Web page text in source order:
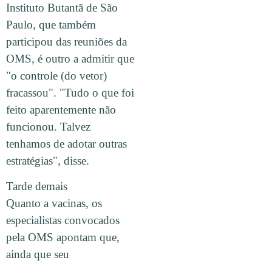
Instituto Butantã de São
Paulo, que também
participou das reuniões da
OMS, é outro a admitir que
"o controle (do vetor)
fracassou". "Tudo o que foi
feito aparentemente não
funcionou. Talvez
tenhamos de adotar outras
estratégias", disse.
Tarde demais
Quanto a vacinas, os
especialistas convocados
pela OMS apontam que,
ainda que seu